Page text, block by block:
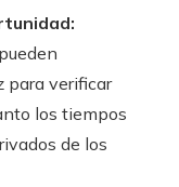
para verificar
los tiempos
de los